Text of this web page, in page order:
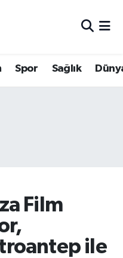
Spor Sağlık
Film
ile